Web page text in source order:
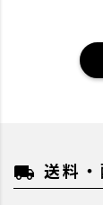
local_shipping 送料